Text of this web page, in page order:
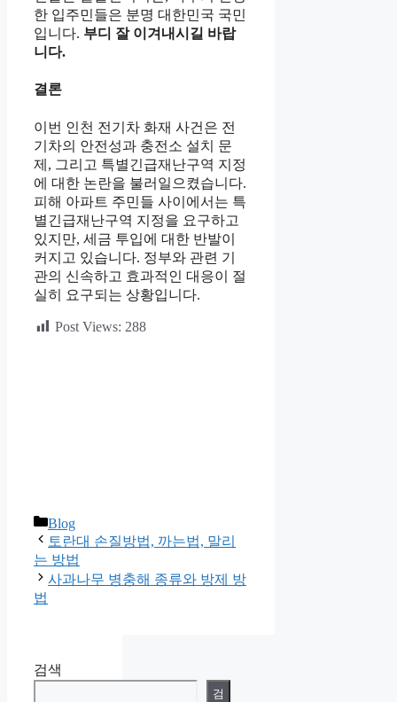
한 입주민들은 분명 대한민국 국민
입니다. 부디 잘 이겨내시길 바랍
니다.
결론
이번 인천 전기차 화재 사건은 전
기차의 안전성과 충전소 설치 문
제, 그리고 특별긴급재난구역 지정
에 대한 논란을 불러일으켰습니다.
피해 아파트 주민들 사이에서는 특
별긴급재난구역 지정을 요구하고
있지만, 세금 투입에 대한 반발이
커지고 있습니다. 정부와 관련 기
관의 신속하고 효과적인 대응이 절
실히 요구되는 상황입니다.
Post Views: 288
카
테
고
리
Blog
토란대 손질방법, 까는법, 말리
는 방법
사과나무 병충해 종류와 방제 방
법
검색
검